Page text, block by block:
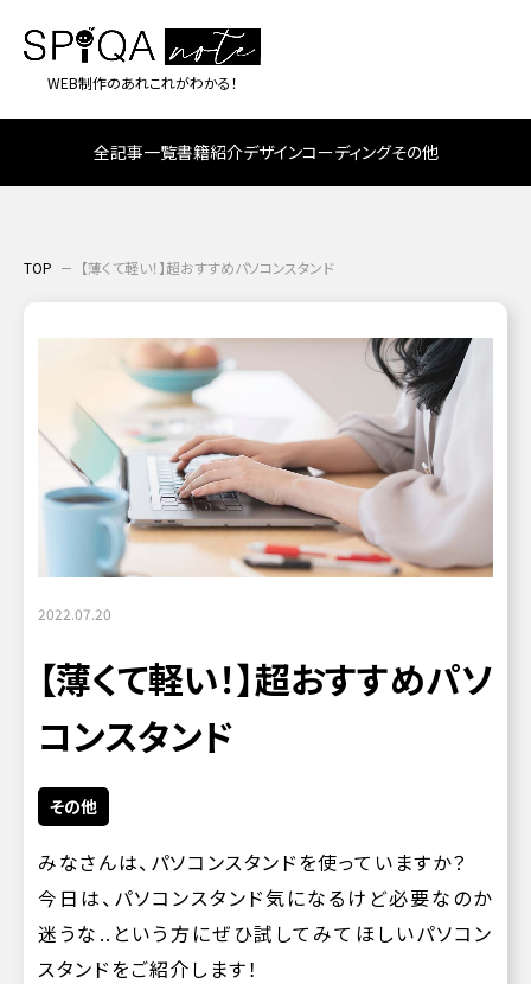
WEB制作のあれこれがわかる！
全記事一覧書籍紹介デザインコーディングその他
TOP 【薄くて軽い！】超おすすめパソコンスタンド
2022.07.20
【薄くて軽い！】超おすすめパソ
コンスタンド
その他
みなさんは、パソコンスタンドを使っていますか？
今日は、パソコンスタンド気になるけど必要なのか
迷うな..という方にぜひ試してみてほしいパソコン
スタンドをご紹介します！